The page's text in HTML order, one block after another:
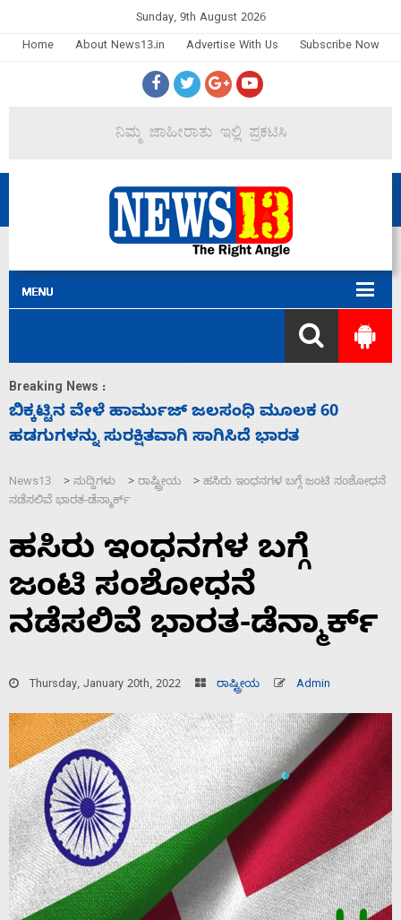
Sunday, 9th August 2026
Home
About News13.in Advertise With Us Subscribe Now
Breaking News :
ನಾಗೇಂದ್ರ ರಾಜೀನಾಮೆ ಕೊಡದಿದ್ದರೆ ಸದನ ನಡೆಸಲು
ಬಿಡೆವು: ಛಲವಾದಿ ನಾರಾಯಣಸ್ವಾಮಿ
News13 > ಸುದ್ದಿಗಳು > ರಾಷ್ಟ್ರೀಯ > ಹಸಿರು ಇಂಧನಗಳ ಬಗ್ಗೆ ಜಂಟಿ ಸಂಶೋಧನೆ
ನಡೆಸಲಿವೆ ಭಾರತ-ಡೆನ್ಮಾರ್ಕ್
ಹಸಿರು ಇಂಧನಗಳ ಬಗ್ಗೆ
ಜಂಟಿ ಸಂಶೋಧನೆ
ನಡೆಸಲಿವೆ ಭಾರತ-ಡೆನ್ಮಾರ್ಕ್
Thursday, January 20th, 2022 ರಾಷ್ಟ್ರೀಯ Admin